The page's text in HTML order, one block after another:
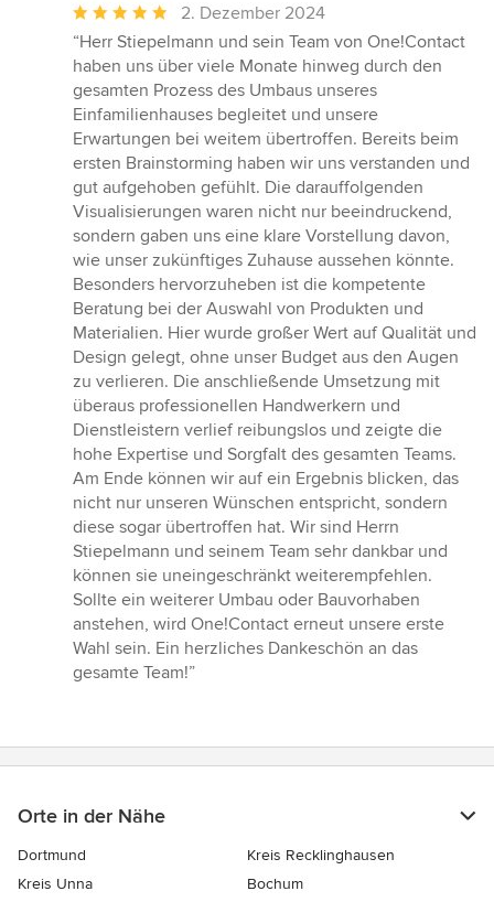
Durchschnittliche
Bewertung:
5
von
5
Sternen
2. Dezember 2024
“Herr Stiepelmann und sein Team von One!Contact
haben uns über viele Monate hinweg durch den
gesamten Prozess des Umbaus unseres
Einfamilienhauses begleitet und unsere
Erwartungen bei weitem übertroffen. Bereits beim
ersten Brainstorming haben wir uns verstanden und
gut aufgehoben gefühlt. Die darauffolgenden
Visualisierungen waren nicht nur beeindruckend,
sondern gaben uns eine klare Vorstellung davon,
wie unser zukünftiges Zuhause aussehen könnte.
Besonders hervorzuheben ist die kompetente
Beratung bei der Auswahl von Produkten und
Materialien. Hier wurde großer Wert auf Qualität und
Design gelegt, ohne unser Budget aus den Augen
zu verlieren. Die anschließende Umsetzung mit
überaus professionellen Handwerkern und
Dienstleistern verlief reibungslos und zeigte die
hohe Expertise und Sorgfalt des gesamten Teams.
Am Ende können wir auf ein Ergebnis blicken, das
nicht nur unseren Wünschen entspricht, sondern
diese sogar übertroffen hat. Wir sind Herrn
Stiepelmann und seinem Team sehr dankbar und
können sie uneingeschränkt weiterempfehlen.
Sollte ein weiterer Umbau oder Bauvorhaben
anstehen, wird One!Contact erneut unsere erste
Wahl sein. Ein herzliches Dankeschön an das
gesamte Team!”
Orte in der Nähe
Dortmund
Kreis Recklinghausen
Kreis Unna
Bochum